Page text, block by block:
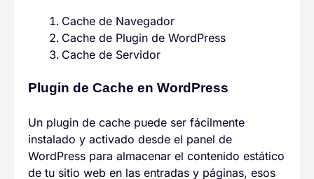
Cache de Navegador
Cache de Plugin de WordPress
Cache de Servidor
Plugin de Cache en WordPress
Un plugin de cache puede ser fácilmente
instalado y activado desde el panel de
WordPress para almacenar el contenido estático
de tu sitio web en las entradas y páginas, esos